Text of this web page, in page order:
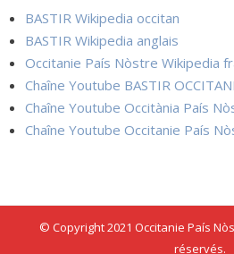
BASTIR Wikipedia occitan
BASTIR Wikipedia anglais
Occitanie País Nòstre Wikipedia
Chaîne Youtube BASTIR
Chaîne Youtube Occitània País
Chaîne Youtube Occitanie País
© Copyright 2021 Occitanie País
réservés.